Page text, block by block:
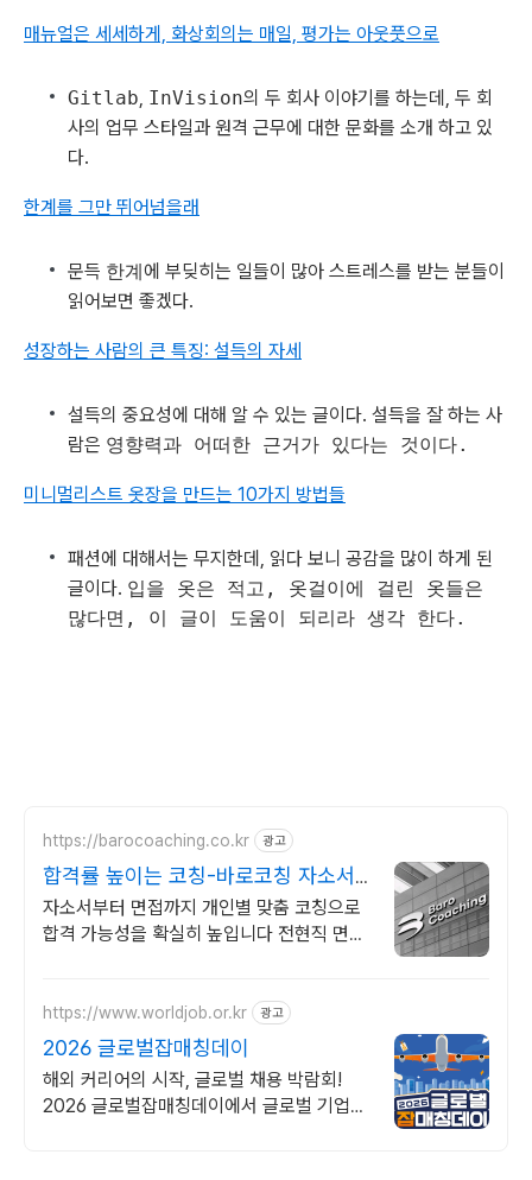
매뉴얼은 세세하게, 화상회의는 매일, 평가는 아웃풋으로
Gitlab, InVision의 두 회사 이야기를 하는데, 두 회
사의 업무 스타일과 원격 근무에 대한 문화를 소개 하고 있
다.
한계를 그만 뛰어넘을래
문득 한계에 부딪히는 일들이 많아 스트레스를 받는 분들이
읽어보면 좋겠다.
성장하는 사람의 큰 특징: 설득의 자세
설득의 중요성에 대해 알 수 있는 글이다. 설득을 잘 하는 사
람은 영향력과 어떠한 근거가 있다는 것이다.
미니멀리스트 옷장을 만드는 10가지 방법들
패션에 대해서는 무지한데, 읽다 보니 공감을 많이 하게 된
글이다. 입을 옷은 적고, 옷걸이에 걸린 옷들은
많다면, 이 글이 도움이 되리라 생각 한다.
https://barocoaching.co.kr 광고
합격률 높이는 코칭-바로코칭 자소서
및 면접대비 완벽정리
자소서부터 면접까지 개인별 맞춤 코칭으로
합격 가능성을 확실히 높입니다 전현직 면접
https://www.worldjob.or.kr 광고
2026 글로벌잡매칭데이
해외 커리어의 시작, 글로벌 채용 박람회!
2026 글로벌잡매칭데이에서 글로벌 기업과